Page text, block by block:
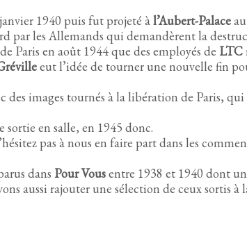
1940 puis fut projeté àl’Aubert-Palace
par les Allemands qui demandèrent la
Paris en août 1944 que des employés de LTC
eut l’idée de tourner une nouvelle fin
des images tournés à la libération de Paris,
sortie en salle, en 1945 donc.
pas à nous en faire part dans les
dans Pour Vousentre 1938 et 1940 dont
aussi rajouter une sélection de ceux sortis à